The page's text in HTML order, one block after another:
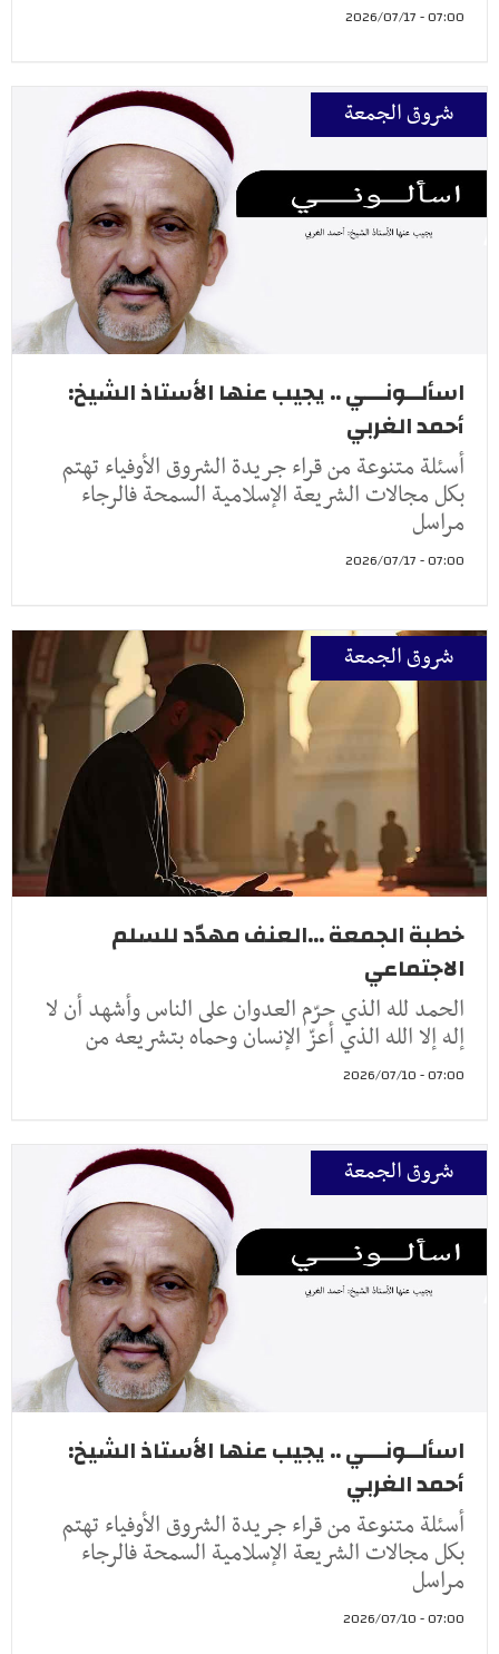
07:00 - 2026/07/17
شروق الجمعة
اسألــونـــي .. يجيب عنها الأستاذ الشيخ:
أحمد الغربي
أسئلة متنوعة من قراء جريدة الشروق الأوفياء تهتم
بكل مجالات الشريعة الإسلامية السمحة فالرجاء
مراسل
07:00 - 2026/07/17
شروق الجمعة
خطبة الجمعة ...العنف مهدّد للسلم
الاجتماعي
الحمد لله الذي حرّم العدوان على الناس وأشهد أن لا
إله إلا الله الذي أعزّ الإنسان وحماه بتشريعه من
07:00 - 2026/07/10
شروق الجمعة
اسألــونـــي .. يجيب عنها الأستاذ الشيخ:
أحمد الغربي
أسئلة متنوعة من قراء جريدة الشروق الأوفياء تهتم
بكل مجالات الشريعة الإسلامية السمحة فالرجاء
مراسل
07:00 - 2026/07/10